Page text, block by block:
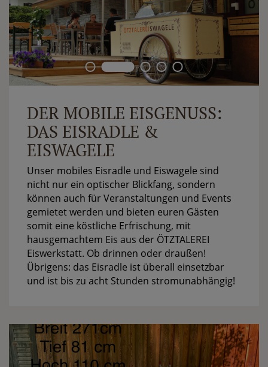
DER MOBILE EISGENUSS:
DAS EISRADLE &
EISWAGELE
Unser mobiles Eisradle und Eiswagele sind
nicht nur ein optischer Blickfang, sondern
können auch für Veranstaltungen und Events
gemietet werden und bieten euren Gästen
somit eine köstliche Erfrischung, mit
hausgemachtem Eis aus der ÖTZTALEREI
Eiswerkstatt. Ob drinnen oder draußen!
Übrigens: das Eisradle ist überall einsetzbar
und ist bis zu acht Stunden stromunabhängig!